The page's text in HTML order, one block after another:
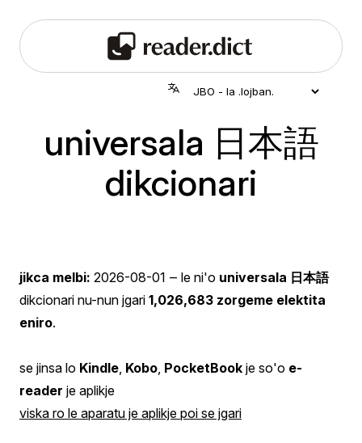
universala 日本語
dikcionari
jikca melbi: 2026-08-01 ‒ le ni'o universala 日本語
dikcionari nu-nun jgari 1,026,683 zorgeme elektita
eniro.
se jinsa lo Kindle Kobo PocketBook je so'o e-
reader je aplikje
viska ro le aparatu je aplikje poi se jgari